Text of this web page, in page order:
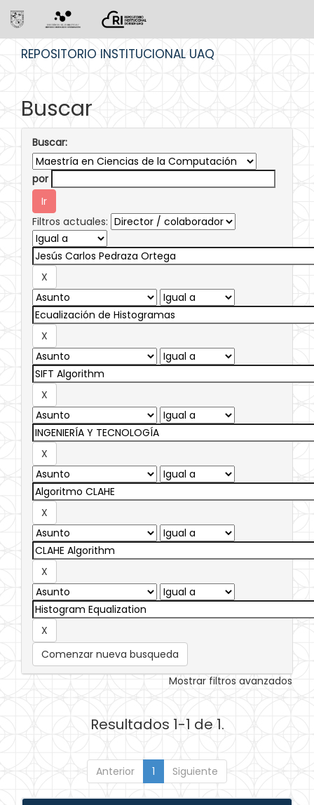
REPOSITORIO INSTITUCIONAL UAQ
Buscar
Buscar:
por
Filtros actuales:
Comenzar nueva busqueda
Mostrar filtros avanzados
Resultados 1-1 de 1.
Anterior 1 Siguiente